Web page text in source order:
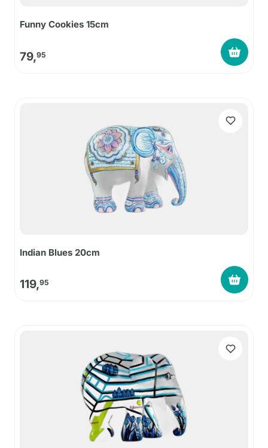
Funny Cookies 15cm
79,95
Indian Blues 20cm
119,95